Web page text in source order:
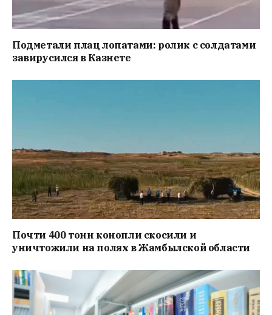
Подметали плац лопатами: ролик с солдатами
завирусился в Казнете
Почти 400 тонн конопли скосили и
уничтожили на полях в Жамбылской области